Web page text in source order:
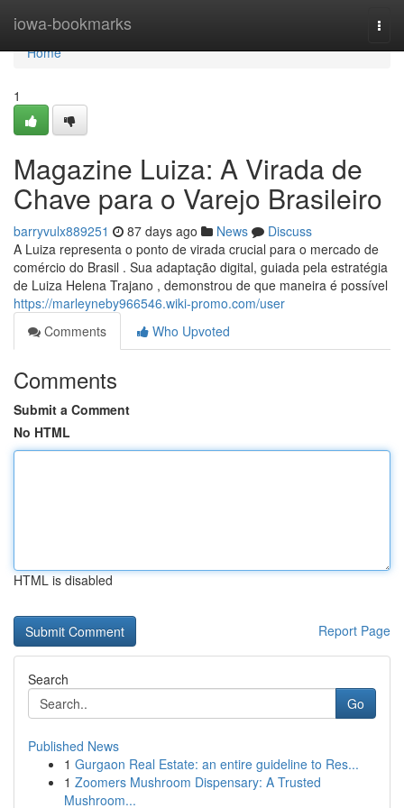
iowa-bookmarks
Home
Home
1
Magazine Luiza: A Virada de
Chave para o Varejo Brasileiro
barryvulx889251 87 days ago News
Discuss
A Luiza representa o ponto de virada crucial para o mercado de
comércio do Brasil . Sua adaptação digital, guiada pela estratégia
de Luiza Helena Trajano , demonstrou de que maneira é possível
https://marleyneby966546.wiki-promo.com/user
Comments
Who Upvoted
Comments
Submit a Comment
No HTML
HTML is disabled
Report Page
Search
Go
Published News
1 Gurgaon Real Estate: an entire guideline to Res...
1 Zoomers Mushroom Dispensary: A Trusted
Mushroom...